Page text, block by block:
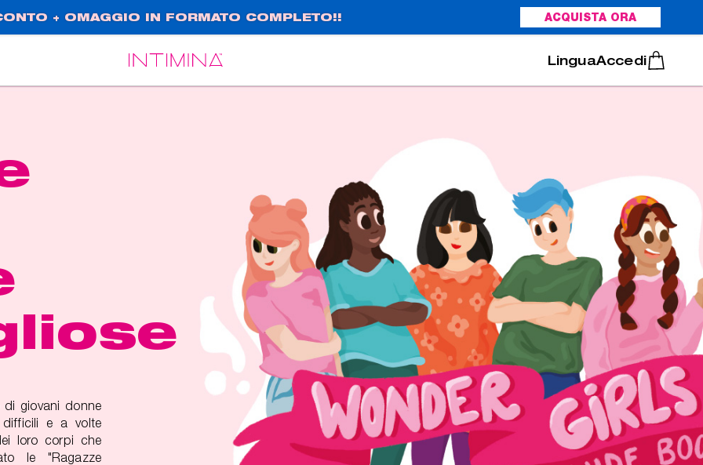
+ OMAGGIO IN FORMATO COMPLETO!! ACQUISTA ORA
Português
Accedi
giovani donne
difficili e a volte
loro corpi che
le "Ragazze